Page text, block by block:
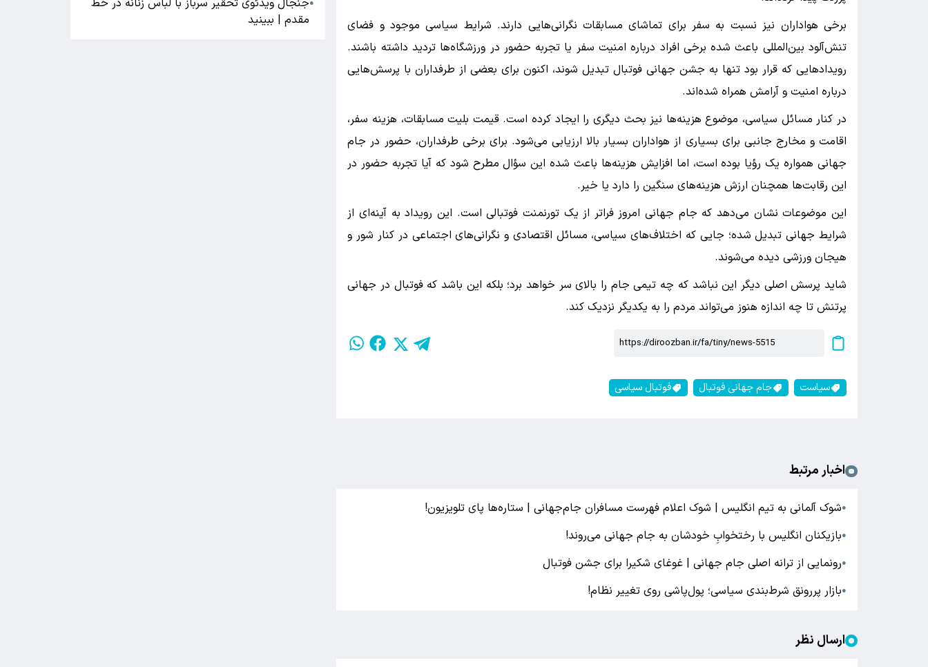
برخی هواداران نیز نسبت به سفر برای تماشای مسابقات نگرانی‌هایی دارند. شرایط سیاسی موجود و فضای
تنش‌آلود بین‌المللی باعث شده برخی افراد درباره امنیت سفر یا تجربه حضور در ورزشگاه‌ها تردید داشته باشند.
رویدادهایی که قرار بود تنها به جشن جهانی فوتبال تبدیل شوند، اکنون برای بعضی از طرفداران با پرسش‌هایی
درباره امنیت و آرامش همراه شده‌اند.
در کنار مسائل سیاسی، موضوع هزینه‌ها نیز بحث دیگری را ایجاد کرده است. قیمت بلیت مسابقات، هزینه سفر،
اقامت و مخارج جانبی برای بسیاری از هواداران بسیار بالا ارزیابی می‌شود. برای برخی طرفداران، حضور در جام
جهانی همواره یک رؤیا بوده است، اما افزایش هزینه‌ها باعث شده این سؤال مطرح شود که آیا تجربه حضور در
این رقابت‌ها همچنان ارزش هزینه‌های سنگین را دارد یا خیر.
این موضوعات نشان می‌دهد که جام جهانی امروز فراتر از یک تورنمنت فوتبالی است. این رویداد به آینه‌ای از
شرایط جهانی تبدیل شده؛ جایی که اختلاف‌های سیاسی، مسائل اقتصادی و نگرانی‌های اجتماعی در کنار شور و
هیجان ورزشی دیده می‌شوند.
شاید پرسش اصلی دیگر این نباشد که چه تیمی جام را بالای سر خواهد برد؛ بلکه این باشد که فوتبال در جهانی
پرتنش تا چه اندازه هنوز می‌تواند مردم را به یکدیگر نزدیک کند.
سیاست جام جهانی فوتبال فوتبال سیاسی
اخبار مرتبط
●شوک آلمانی به تیم انگلیس | شوک اعلام فهرست مسافران جام‌جهانی | ستاره‌ها پای تلویزیون!
●بازیکنان انگلیس با رختخوابِ خودشان به جام جهانی می‌روند!
●رونمایی از ترانه اصلی جام جهانی | غوغای شکیرا برای جشن فوتبال
●بازار پررونق شرط‌بندی سیاسی؛ پول‌پاشی روی تغییر نظام!
ارسال نظر
●
مقدم | ببینید